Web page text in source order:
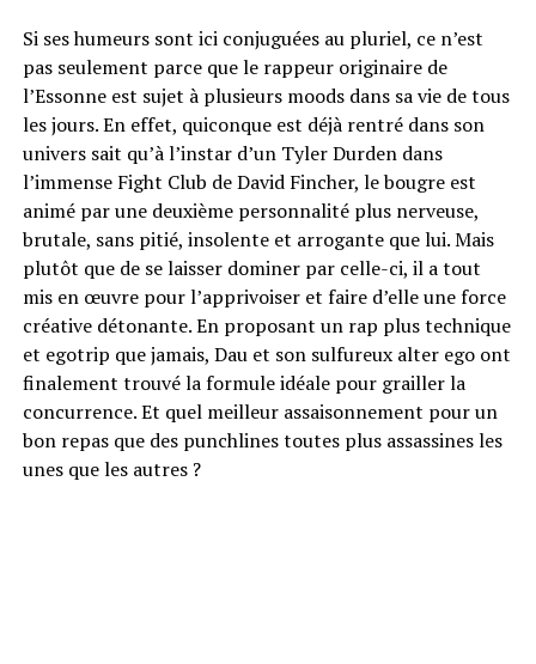
Si ses humeurs sont ici conjuguées au pluriel, ce n’est
pas seulement parce que le rappeur originaire de
l’Essonne est sujet à plusieurs moods dans sa vie de tous
les jours. En effet, quiconque est déjà rentré dans son
univers sait qu’à l’instar d’un Tyler Durden dans
l’immense Fight Club de David Fincher, le bougre est
animé par une deuxième personnalité plus nerveuse,
brutale, sans pitié, insolente et arrogante que lui. Mais
plutôt que de se laisser dominer par celle-ci, il a tout
mis en œuvre pour l’apprivoiser et faire d’elle une force
créative détonante. En proposant un rap plus technique
et egotrip que jamais, Dau et son sulfureux alter ego ont
finalement trouvé la formule idéale pour grailler la
concurrence. Et quel meilleur assaisonnement pour un
bon repas que des punchlines toutes plus assassines les
unes que les autres ?